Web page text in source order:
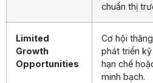
chuẩn thị
Limited
Growth
Opportunities
Cơ hội
phát triển
hạn chế
minh bạch.